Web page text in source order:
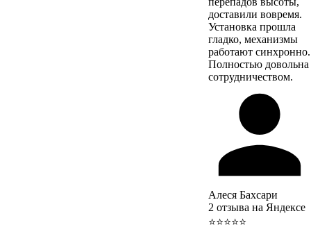
доставили вовремя.
Установка прошла
гладко, механизмы
работают синхронно.
Полностью довольна
сотрудничеством.
Алеся Бахсари
2 отзыва на Яндексе
⭐⭐⭐⭐⭐